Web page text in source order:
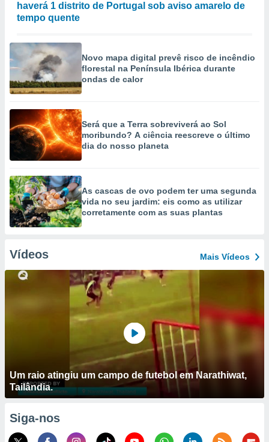
haverá 1 distrito de Portugal sob aviso amarelo de
tempo quente
Novo mapa digital prevê risco de incêndio
florestal na Península Ibérica durante
ondas de calor
Será que a Terra sobreviverá ao Sol
moribundo? A ciência reescreve o último
dia do nosso planeta
As cascas de ovo podem ter uma segunda
vida no seu jardim: eis como as utilizar
corretamente com as suas plantas
Vídeos Mais Vídeos
Um raio atingiu um campo de futebol em Narathiwat,
Tailândia.
Siga-nos